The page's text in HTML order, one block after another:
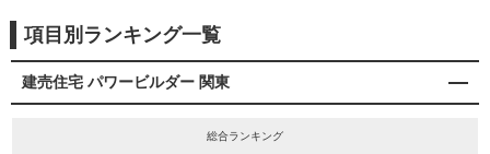
項目別ランキング一覧
建売住宅 パワービルダー 関東
総合ランキング